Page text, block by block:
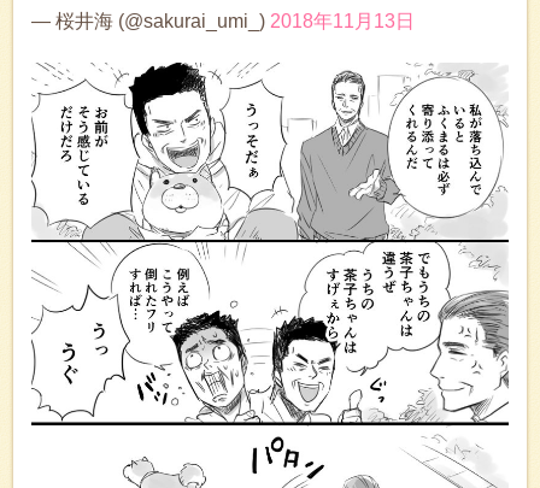
— 桜井海 (@sakurai_umi_) 2018年11月13日